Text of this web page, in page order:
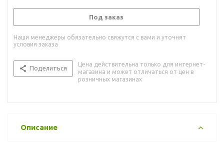
Под заказ
Наши менеджеры обязательно свяжутся с вами и уточнят
условия заказа
Поделиться
Цена действительна только для интернет-
магазина и может отличаться от цен в
розничных магазинах
Описание